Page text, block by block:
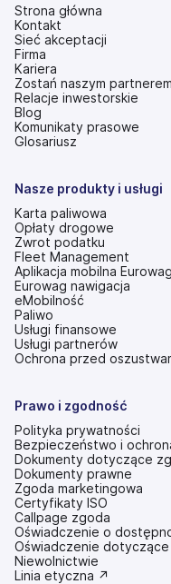
Strona główna
Kontakt
Sieć akceptacji
Firma
Kariera
Zostań naszym partnerem
Relacje inwestorskie
(otwiera
się
w
Blog
Komunikaty prasowe
Glosariusz
Nasze produkty i usługi
Karta paliwowa
Opłaty drogowe
Zwrot podatku
Fleet Management
Aplikacja mobilna
Eurowag nawigacja
eMobilność
Paliwo
Usługi finansowe
Usługi partnerów
Ochrona przed
Prawo i zgodność
Polityka prywatności
Bezpieczeństwo i
Dokumenty dotyczące
Dokumenty prawne
Zgoda marketingowa
Certyfikaty ISO
Callpage zgoda
Oświadczenie o
(otwiera
się
w
Oświadczenie dotyczące
Niewolnictwie
(otwiera
Linia etyczna ↗